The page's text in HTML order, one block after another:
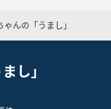
んの「うまし」
し」